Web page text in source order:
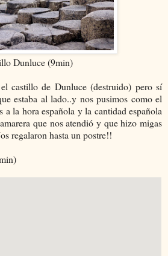
Dunluce (9min)
castillo de Dunluce (destruido) pero sí
estaba al lado..y nos pusimos como el
la hora española y la cantidad española
que nos atendió y que hizo migas
regalaron hasta un postre!!